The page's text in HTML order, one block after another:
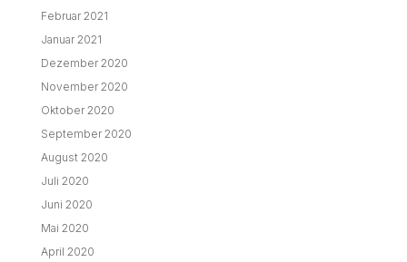
Februar 2021
Januar 2021
Dezember 2020
November 2020
Oktober 2020
September 2020
August 2020
Juli 2020
Juni 2020
Mai 2020
April 2020